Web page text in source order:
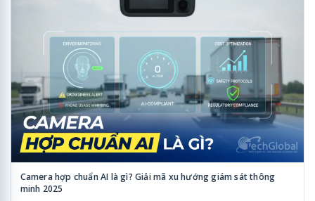
Camera hợp chuẩn AI là gì? Giải mã xu hướng giám sát thông
minh 2025